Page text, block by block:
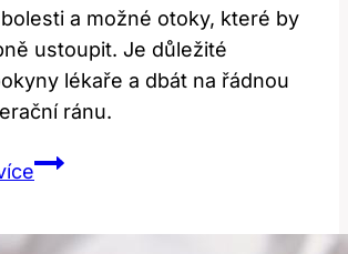
a možné otoky, které by
ustoupit. Je důležité
lékaře a dbát na řádnou
ránu.
Vyndání